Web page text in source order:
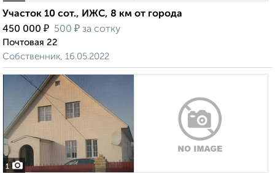
Участок 10 сот., ИЖС, 8 км от города
450 000 ₽ 500 ₽ за сотку
Почтовая 22
Собственник, 16.05.2022
1